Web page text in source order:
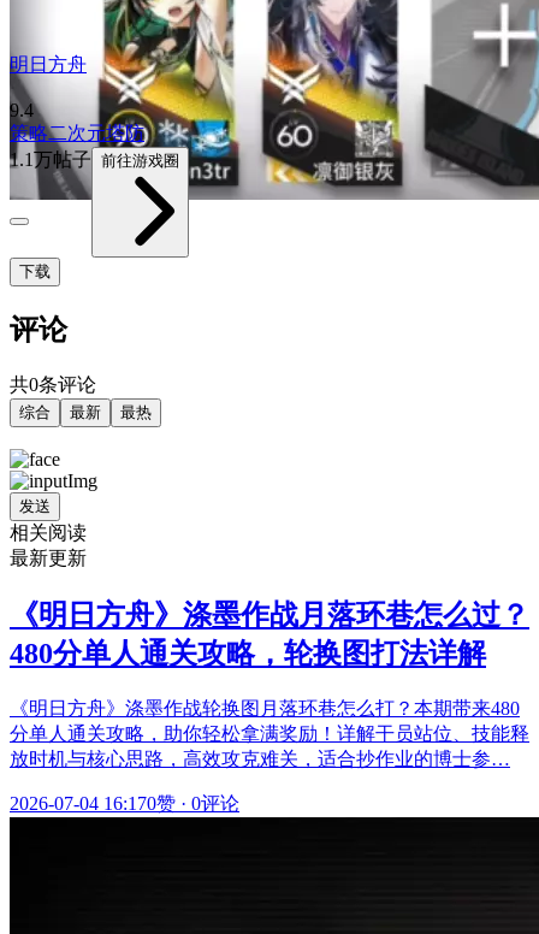
明日方舟
9.4
策略二次元塔防
1.1万帖子 前往游戏圈
下载
评论
共0条评论
综合 最新 最热
发送
相关阅读
最新更新
《明日方舟》涤墨作战月落环巷怎么过？
480分单人通关攻略，轮换图打法详解
《明日方舟》涤墨作战轮换图月落环巷怎么打？本期带来480
分单人通关攻略，助你轻松拿满奖励！详解干员站位、技能释
放时机与核心思路，高效攻克难关，适合抄作业的博士参…
2026-07-04 16:170赞 · 0评论